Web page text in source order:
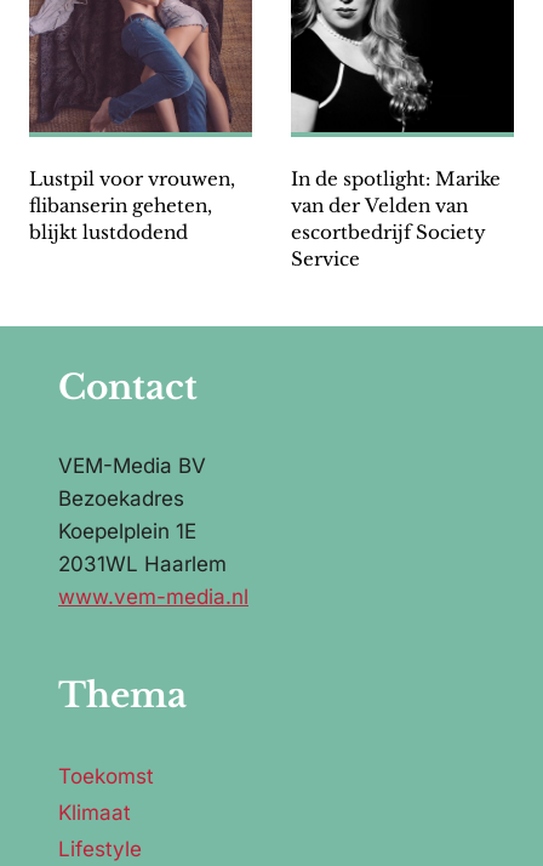
Lustpil voor vrouwen,
flibanserin geheten,
blijkt lustdodend
In de spotlight: Marike
van der Velden van
escortbedrijf Society
Service
Contact
VEM-Media BV
Bezoekadres
Koepelplein 1E
2031WL Haarlem
www.vem-media.nl
Thema
Toekomst
Klimaat
Lifestyle